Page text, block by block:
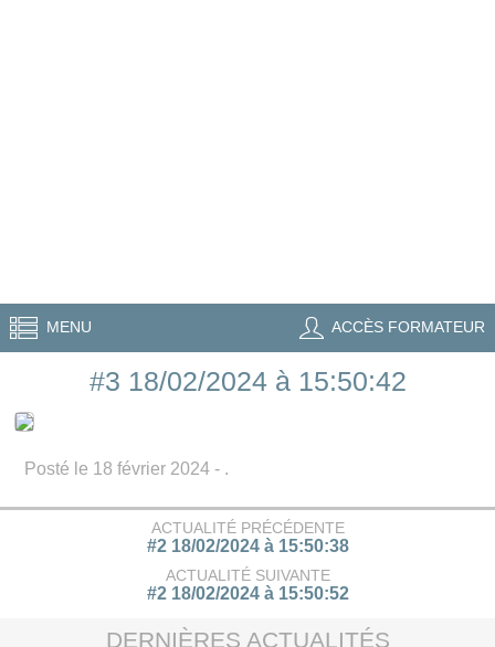
MENU ACCÈS FORMATEUR
#3 18/02/2024 à 15:50:42
Posté le 18 février 2024 - .
ACTUALITÉ PRÉCÉDENTE
#2 18/02/2024 à 15:50:38
ACTUALITÉ SUIVANTE
#2 18/02/2024 à 15:50:52
DERNIÈRES ACTUALITÉS